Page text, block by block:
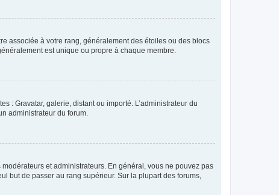
associée à votre rang, généralement des étoiles ou des blocs
est unique ou propre à chaque membre.
: Gravatar, galerie, distant ou importé. L’administrateur du
administrateur du forum.
et administrateurs. En général, vous ne pouvez pas
but de passer au rang supérieur. Sur la plupart des forums,